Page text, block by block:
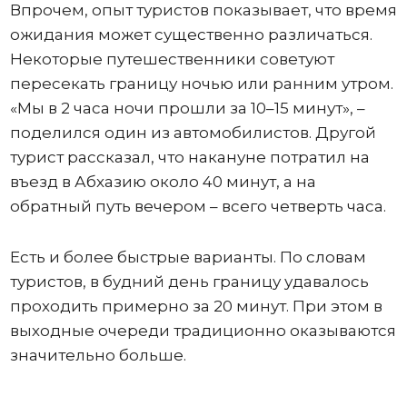
Впрочем, опыт туристов показывает, что время
ожидания может существенно различаться.
Некоторые путешественники советуют
пересекать границу ночью или ранним утром.
«Мы в 2 часа ночи прошли за 10–15 минут», –
поделился один из автомобилистов. Другой
турист рассказал, что накануне потратил на
въезд в Абхазию около 40 минут, а на
обратный путь вечером – всего четверть часа.
Есть и более быстрые варианты. По словам
туристов, в будний день границу удавалось
проходить примерно за 20 минут. При этом в
выходные очереди традиционно оказываются
значительно больше.